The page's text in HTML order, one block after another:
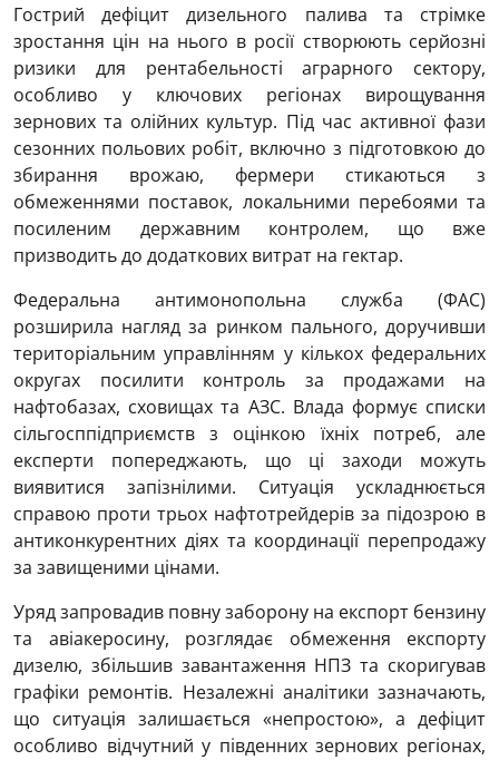
Гострий дефіцит дизельного палива та стрімке
зростання цін на нього в росії створюють серйозні
ризики для рентабельності аграрного сектору,
особливо у ключових регіонах вирощування
зернових та олійних культур. Під час активної фази
сезонних польових робіт, включно з підготовкою до
збирання врожаю, фермери стикаються з
обмеженнями поставок, локальними перебоями та
посиленим державним контролем, що вже
призводить до додаткових витрат на гектар.
Федеральна антимонопольна служба (ФАС)
розширила нагляд за ринком пального, доручивши
територіальним управлінням у кількох федеральних
округах посилити контроль за продажами на
нафтобазах, сховищах та АЗС. Влада формує списки
сільгосппідприємств з оцінкою їхніх потреб, але
експерти попереджають, що ці заходи можуть
виявитися запізнілими. Ситуація ускладнюється
справою проти трьох нафтотрейдерів за підозрою в
антиконкурентних діях та координації перепродажу
за завищеними цінами.
Уряд запровадив повну заборону на експорт бензину
та авіакеросину, розглядає обмеження експорту
дизелю, збільшив завантаження НПЗ та скоригував
графіки ремонтів. Незалежні аналітики зазначають,
що ситуація залишається «непростою», а дефіцит
особливо відчутний у південних зернових регіонах,